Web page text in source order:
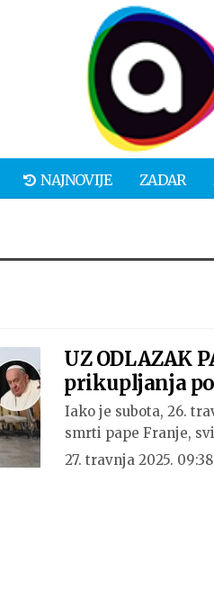
NAJNOVIJE ZADAR
UZ ODLAZAK
prikupljanja
Iako je subota, 26.
smrti pape Franje,
27. travnja 2025. 09:38